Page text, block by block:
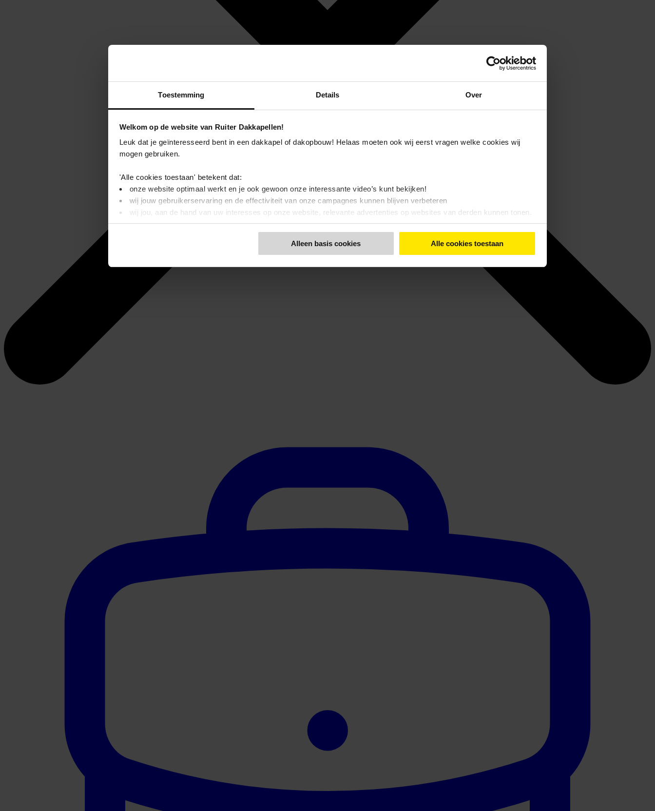
Toestemming Details Over
Welkom op de website van Ruiter Dakkapellen!
Leuk dat je geïnteresseerd bent in een dakkapel of dakopbouw! Helaas moeten ook wij eerst vragen welke cookies wij
mogen gebruiken.
'Alle cookies toestaan' betekent dat:
onze website optimaal werkt en je ook gewoon onze interessante video’s kunt bekijken!
wij jouw gebruikerservaring en de effectiviteit van onze campagnes kunnen blijven verbeteren
wij jou, aan de hand van uw interesses op onze website, relevante advertenties op websites van derden kunnen tonen.
je onze video’s niet kunt bekijken, zonde toch…?
Dit bericht verdwijnt zodra u een keuze maakt. Via de knop 'Details tonen' en de pagina '
' vindt u meer
informatie. Op deze pagina kunt u ook uw keuze aanpassen.
Alleen basis cookies Alle cookies toestaan